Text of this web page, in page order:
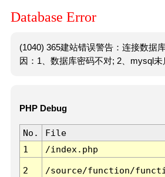
Database Error
(1040) 365建站错误警告：连接数据
因：1、数据库密码不对; 2、mysql未
PHP Debug
No. File
1
/index.php
2 /source/function/